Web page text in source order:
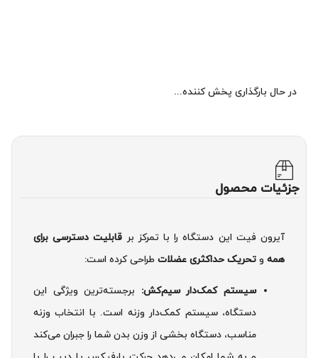
در حال بارگذاری پخش کننده...
جزئیات محصول
آیرون فیت این دستگاه را با تمرکز بر قابلیت دسترسی برای
همه و تحریک حداکثری عضلات طراحی کرده است:
سیستم کمک‌دار سیم‌کش: برجسته‌ترین ویژگی این
دستگاه، سیستم کمک‌دار وزنه است. با انتخاب وزنه
مناسب، دستگاه بخشی از وزن بدن شما را جبران می‌کند